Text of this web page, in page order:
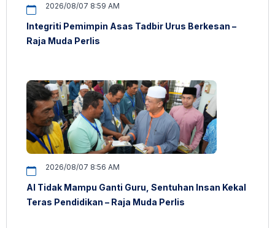
2026/08/07 8:59 AM
Integriti Pemimpin Asas Tadbir Urus Berkesan –
Raja Muda Perlis
2026/08/07 8:56 AM
AI Tidak Mampu Ganti Guru, Sentuhan Insan Kekal
Teras Pendidikan – Raja Muda Perlis